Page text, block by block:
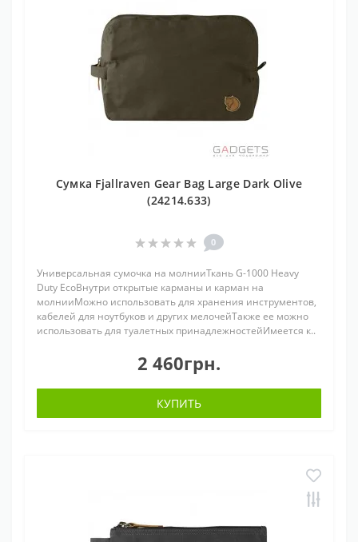
Сумка Fjallraven Gear Bag Large Dark Olive
(24214.633)
0
Универсальная сумочка на молнииТкань G-1000 Heavy
Duty EcoВнутри открытые карманы и карман на
молнииМожно использовать для хранения инструментов,
кабелей для ноутбуков и других мелочейТакже ее можно
использовать для туалетных принадлежностейИмеется к..
2 460грн.
КУПИТЬ